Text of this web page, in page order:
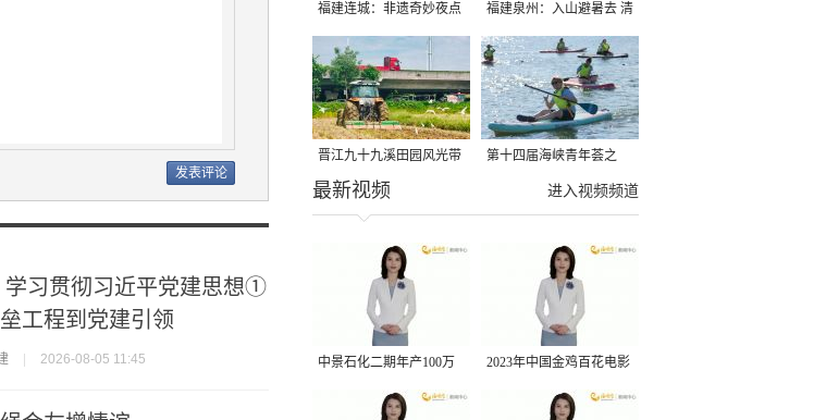
学习贯彻习近平党建思想①
垒工程到党建引领
2026-08-05 11:45
福建连城：非遗奇妙夜点
亮夏夜
福建泉州：入山避暑去 清
凉好惬意
晋江九十九溪田园风光带
千亩早稻迎来成熟收割季
第十四届海峡青年荟之
2026榕台青年大学生水上
进入视频频道
最新视频
中景石化二期年产100万
吨丙烷脱氢项目建成中交
2023年中国金鸡百花电影
节有福电影巡展31日启动